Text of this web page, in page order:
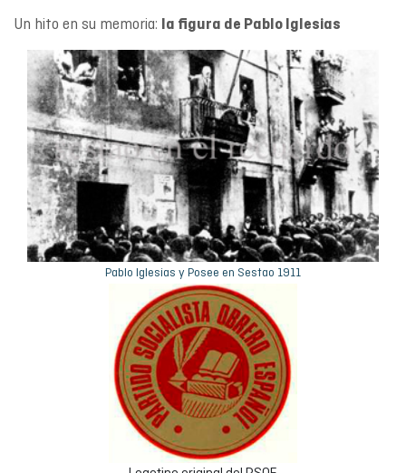
Un hito en su memoria:
la figura de Pablo Iglesias
Pablo Iglesias y Posee en Sestao 1911